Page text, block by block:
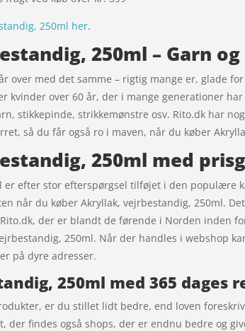
250ml her.
250ml – Garn
over med det samme – rigtig mange er, glade
kvinder over 60 år, der i mange generationer
stikkepinde, strikkemønstre osv. Rito.dk har
så du får også ro i maven, når du køber
250ml med
er efter stor efterspørgsel tilføjet i den populære
når du køber Akryllak, vejrbestandig, 250ml.
der er blandt de førende i Norden inden
250ml. Når der handles i webshop
på dyre adresser.
250ml med 365 dages
er du stillet lidt bedre, end loven
der findes også shops, der er endnu bedre og